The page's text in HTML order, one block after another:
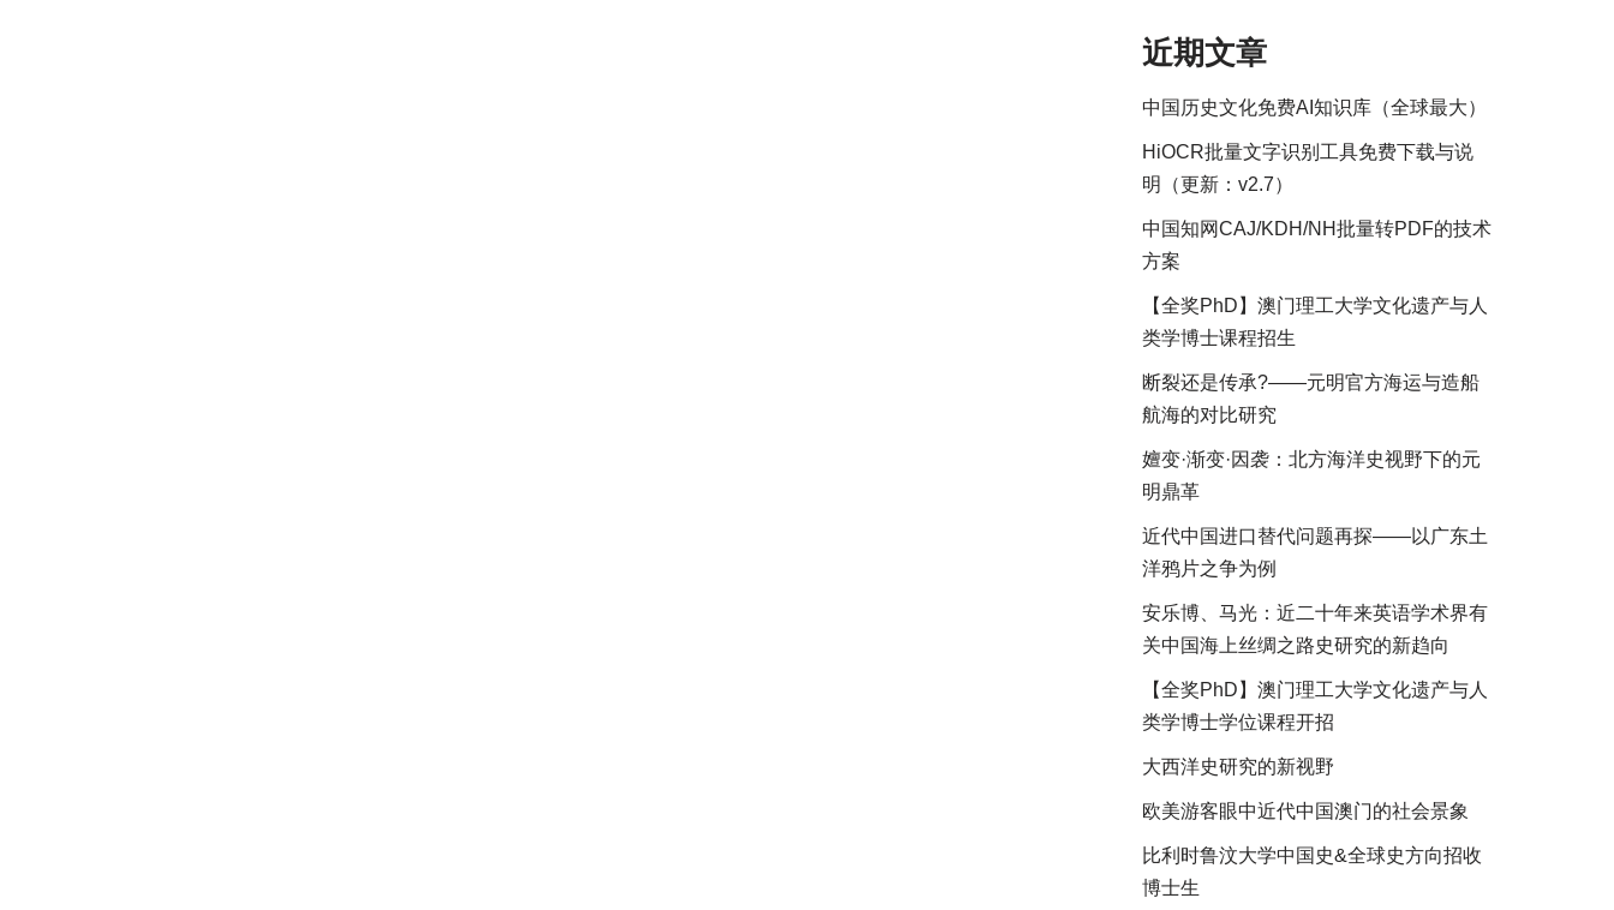
近期文章
中国历史文化免费AI知识库（全球最大）
HiOCR批量文字识别工具免费下载与说
明（更新：v2.7）
中国知网CAJ/KDH/NH批量转PDF的技术
方案
【全奖PhD】澳门理工大学文化遗产与人
类学博士课程招生
断裂还是传承?——元明官方海运与造船
航海的对比研究
嬗变·渐变·因袭：北方海洋史视野下的元
明鼎革
近代中国进口替代问题再探——以广东土
洋鸦片之争为例
安乐博、马光：近二十年来英语学术界有
关中国海上丝绸之路史研究的新趋向
【全奖PhD】澳门理工大学文化遗产与人
类学博士学位课程开招
大西洋史研究的新视野
欧美游客眼中近代中国澳门的社会景象
比利时鲁汶大学中国史&全球史方向招收
博士生